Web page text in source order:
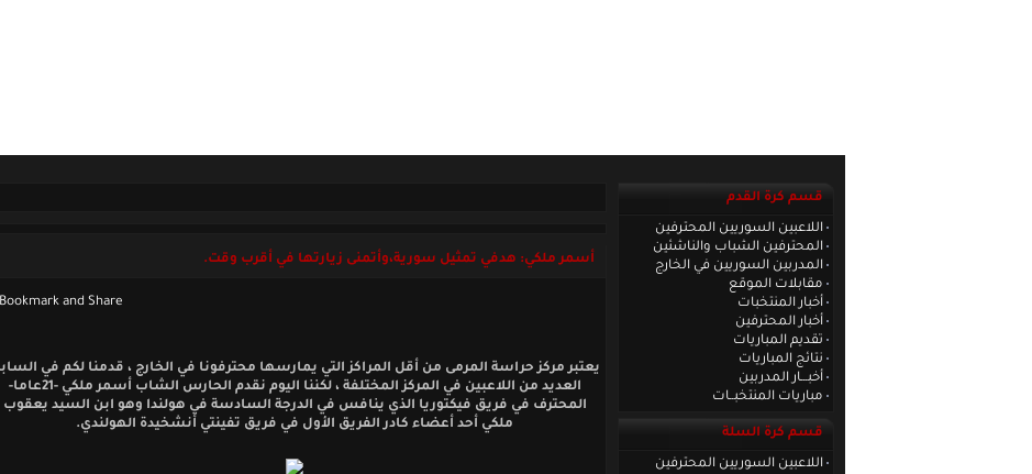
قسم كرة القدم
اللاعبين السوريين المحترفين
المحترفين الشباب والناشئين
المدربين السوريين في الخارج
مقابلات الموقع
أخبار المنتخبات
أخبار المحترفين
تقديم المباريات
نتائج المباريات
أخبـــار المدربين
مباريات المنتخبــات
قسم كرة السلة
اللاعبين السوريين المحترفين
أسمر ملكي: هدفي تمثيل سورية،وأتمنى زيارتها في أقرب وقت.
يعتبر مركز حراسة المرمى من أقل المراكز التي يمارسها محترفونا في الخارج ، قدمنا لكم في
العديد من اللاعبين في المركز المختلفة ، لكننا اليوم نقدم الحارس الشاب أسمر ملكي -21عاما-
المحترف في فريق فيكتوريا الذي ينافس في الدرجة السادسة في هولندا وهو ابن السيد يعقوب
ملكي أحد أعضاء كادر الفريق الأول في فريق تفينتي أنشخيدة الهولندي.